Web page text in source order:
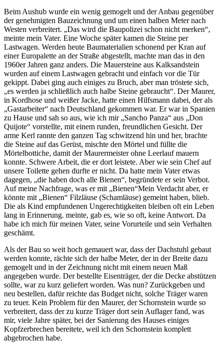
Beim Aushub wurde ein wenig gemogelt und der Anbau gegenüber
der genehmigten Bauzeichnung und um einen halben Meter nach
Westen verbreitert.
Das wird die Baupolizei schon nicht merken ,
meinte mein Vater. Eine Woche später kamen die Steine per
Lastwagen. Werden heute Baumaterialien schonend per Kran auf
einer Europalette an der Straße abgestellt, machte man das in den
1960er Jahren ganz anders. Die Mauersteine aus Kalksandstein
wurden auf einem Lastwagen gebracht und einfach vor die Tür
gekippt. Dabei ging auch einiges zu Bruch, aber man tröstete sich,
es werden ja schließlich auch halbe Steine gebraucht . Der Maurer,
in Kordhose und weißer Jacke, hatte einen Hilfsmann dabei, der als
Gastarbeiter
nach Deutschland gekommen war. Er war in Spanien
zu Hause und sah so aus, wie ich mir
Sancho Panza aus
Don
Quijote
vorstellte, mit einem runden, freundlichen Gesicht. Der
arme Kerl rannte den ganzen Tag schwitzend hin und her, brachte
die Steine auf das Gerüst, mischte den Mörtel und füllte die
Mörtelbottiche, damit der Maurermeister ohne Leerlauf mauern
konnte. Schwere Arbeit, die er dort leistete. Aber wie sein Chef auf
unsere Toilette gehen durfte er nicht. Da hatte mein Vater etwas
dagegen,
die haben doch alle Bienen , begründete er sein Verbot.
Auf meine Nachfrage, was er mit Bienen Mein Verdacht aber, er
könnte mit Bienen
Filzläuse (Schamläuse) gemeint haben, blieb.
Die als Kind empfundenen Ungerechtigkeiten bleiben oft ein Leben
lang in Erinnerung. meinte, gab es, wie so oft, keine Antwort. Da
habe ich mich für meinen Vater, seine Vorurteile und sein Verhalten
geschämt.
Als der Bau so weit hoch gemauert war, dass der Dachstuhl gebaut
werden konnte, rächte sich der halbe Meter, der in der Breite dazu
gemogelt und in der Zeichnung nicht mit einem neuen Maß
angegeben wurde. Der bestellte Eisenträger, der die Decke abstützen
sollte, war zu kurz geliefert worden. Was nun? Zurückgeben und
neu bestellen, dafür reichte das Budget nicht, solche Träger waren
zu teuer. Kein Problem für den Maurer, der Schornstein wurde so
verbreitert, dass der zu kurze Träger dort sein Auflager fand, was
mir, viele Jahre später, bei der Sanierung des Hauses einiges
Kopfzerbrechen bereitete, weil ich den Schornstein komplett
abgebrochen habe.